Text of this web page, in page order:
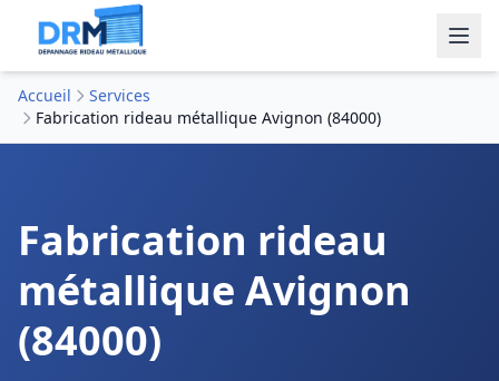
Accueil
Services
Fabrication rideau métallique Avignon (84000)
Fabrication rideau
métallique Avignon
(84000)